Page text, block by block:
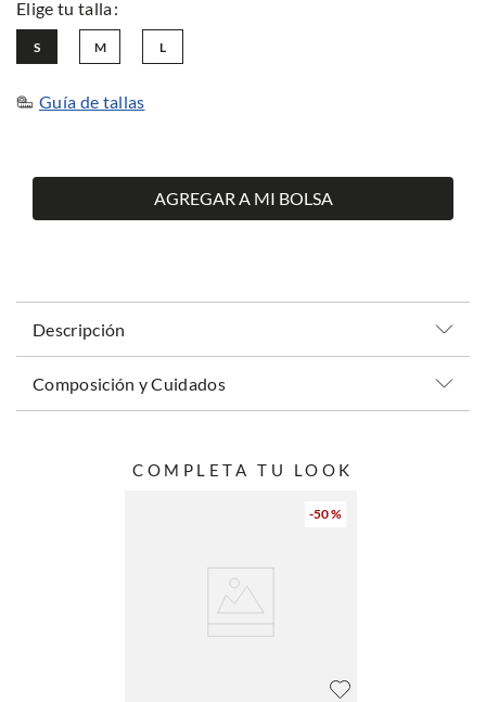
L
M
S
Guía de tallas
AGREGAR A MI BOLSA
Descripción
Composición y Cuidados
COMPLETA TU LOOK
-50 %